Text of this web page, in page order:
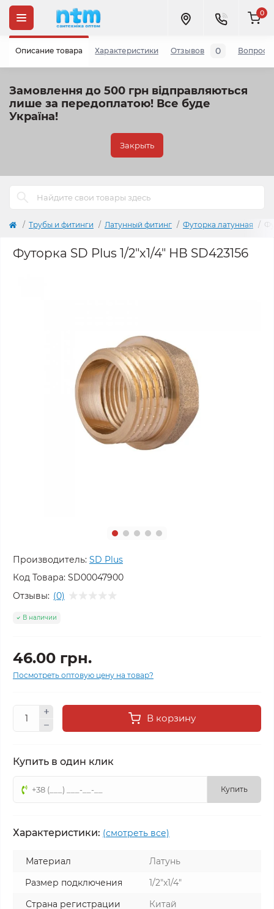
Замовлення до 500 грн відправляються
лише за передоплатою! Все буде
Україна!
Закрыть
0
Трубы и фитинги Латунный фитинг Футорка латунная
Футорка SD Plus 1/2"х1/4" НВ SD423156
Производитель: SD Plus
Код Товара: SD00047900
Отзывы: (0)
В наличии
46.00 грн.
Посмотреть оптовую цену на товар?
В корзину
Купить в один клик
Купить
Характеристики: (смотреть все)
Материал
Латунь
Размер подключения
1/2"x1/4"
Страна регистрации
Китай
Описание товара Характеристики Отзывов 0 Вопросы